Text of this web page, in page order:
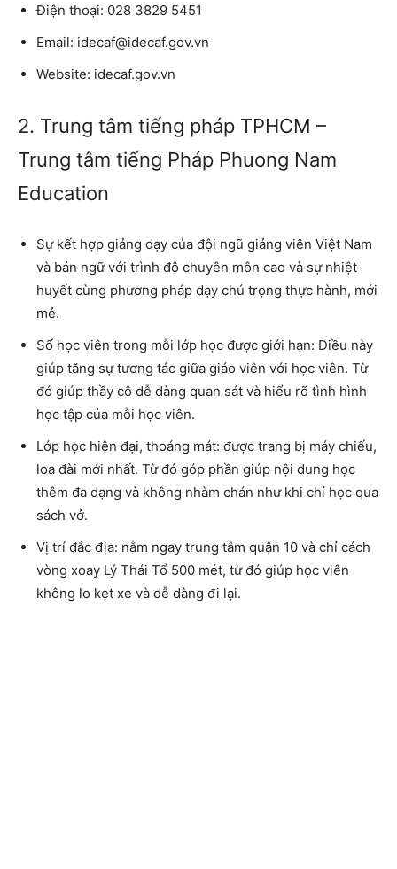
Điện thoại: 028 3829 5451
Email: idecaf@idecaf.gov.vn
Website: idecaf.gov.vn
2. Trung tâm tiếng pháp TPHCM –
Trung tâm tiếng Pháp Phuong Nam
Education
Sự kết hợp giảng dạy của đội ngũ giảng viên Việt Nam
và bản ngữ với trình độ chuyên môn cao và sự nhiệt
huyết cùng phương pháp dạy chú trọng thực hành, mới
mẻ.
Số học viên trong mỗi lớp học được giới hạn:Điều này
giúp tăng sự tương tác giữa giáo viên với học viên. Từ
đó giúp thầy cô dễ dàng quan sát và hiểu rõ tình hình
học tập của mỗi học viên.
Lớp học hiện đại, thoáng mát: được trang bị máy chiếu,
loa đài mới nhất. Từ đó góp phần giúp nội dung học
thêm đa dạng và không nhàm chán như khi chỉ học qua
sách vở.
Vị trí đắc địa: nằm ngay trung tâm quận 10 và chỉ cách
vòng xoay Lý Thái Tổ 500 mét, từ đó giúp học viên
không lo kẹt xe và dễ dàng đi lại.